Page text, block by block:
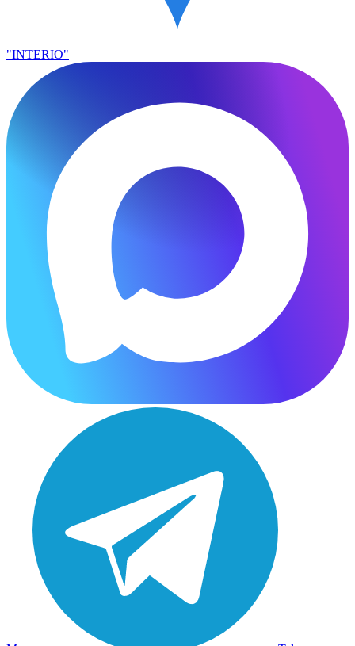
"INTERIO"